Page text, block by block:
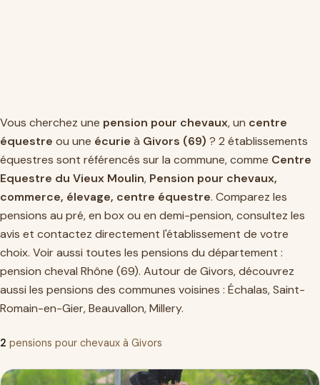
Vous cherchez une pension pour chevaux, un centre
équestre ou une écurie à Givors (69) ? 2 établissements
équestres sont référencés sur la commune, comme Centre
Equestre du Vieux Moulin, Pension pour chevaux,
commerce, élevage, centre équestre. Comparez les
pensions au pré, en box ou en demi-pension, consultez les
avis et contactez directement l'établissement de votre
choix. Voir aussi toutes les pensions du département :
pension cheval Rhône (69). Autour de Givors, découvrez
aussi les pensions des communes voisines : Échalas,Saint-
Romain-en-Gier,Beauvallon,Millery.
2 pensions pour chevaux à Givors